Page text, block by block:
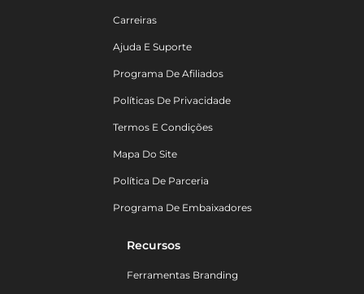
Carreiras
Ajuda E Suporte
Programa De Afiliados
Políticas De Privacidade
Termos E Condições
Mapa Do Site
Política De Parceria
Programa De Embaixadores
Recursos
Ferramentas Branding